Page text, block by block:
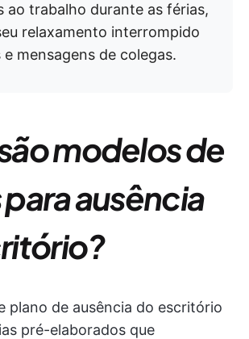
ao trabalho durante as férias,
relaxamento interrompido
mensagens de colegas.
modelos de
ausência
plano de ausência do escritório
pré-elaborados que